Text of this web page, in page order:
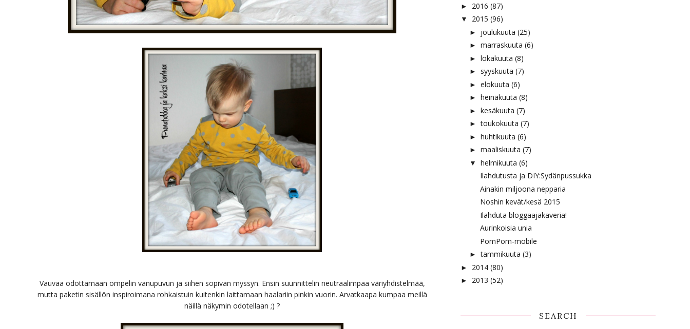
Vauvaa odottamaan ompelin vanupuvun ja siihen sopivan myssyn. Ensin suunnittelin neutraalimpaa väriyhdistelmää,
mutta paketin sisällön inspiroimana rohkaistuin kuitenkin laittamaan haalariin pinkin vuorin. Arvatkaapa kumpaa meillä
näillä näkymin odotellaan ;) ?
► 2016 (87)
▼ 2015 (96)
► joulukuuta (25)
► marraskuuta (6)
► lokakuuta (8)
► syyskuuta (7)
► elokuuta (6)
► heinäkuuta (8)
► kesäkuuta (7)
►toukokuuta (7)
► huhtikuuta (6)
► maaliskuuta (7)
▼ helmikuuta (6)
Ilahdutusta ja DIY:Sydänpussukka
Ainakin miljoona nepparia
Noshin kevät/kesä 2015
Ilahduta bloggaajakaveria!
Aurinkoisia unia
PomPom-mobile
►tammikuuta (3)
► 2014 (80)
► 2013 (52)
SEARCH